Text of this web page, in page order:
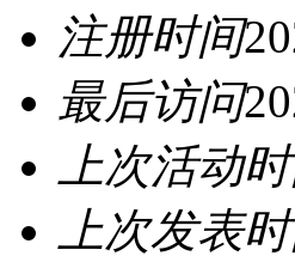
注册时间
最后访问
上次活动
上次发表